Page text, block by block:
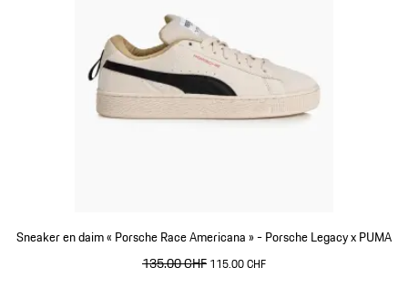
Sneaker en daim « Porsche Race Americana » - Porsche Legacy x PUMA
prix initial
135.00 CHFprix de vente
115.00 CHF